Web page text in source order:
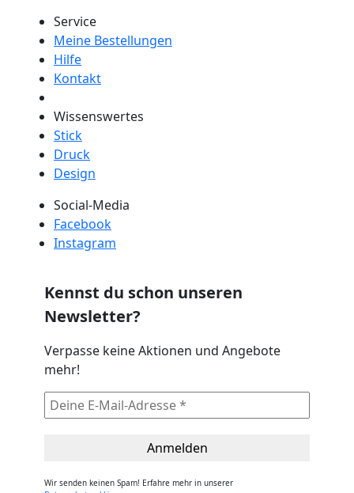
Service
Meine Bestellungen
Hilfe
Kontakt
Wissenswertes
Stick
Druck
Design
Social-Media
Facebook
Instagram
Kennst du schon unseren
Newsletter?
Verpasse keine Aktionen und Angebote
mehr!
Wir senden keinen Spam! Erfahre mehr in unserer